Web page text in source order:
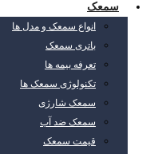
سمعک
انواع سمعک و مدل ها
باتری سمعک
تعرفه بیمه ها
تکنولوژی سمعک ها
سمعک شارژی
سمعک ضد آب
قیمت سمعک